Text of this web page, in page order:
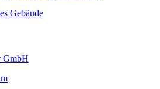
Gebäude
GmbH